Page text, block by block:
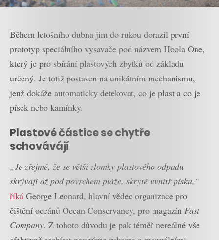
Během letošního dubna jim do rukou dorazil první
prototyp speciálního vysavače pod názvem Hoola One,
který je pro sbírání plastových zbytků od základu
určený. Je totiž postaven na unikátním mechanismu,
jenž dokáže automaticky detekovat, co je plast a co je
písek nebo kamínky.
Plastové částice se chytře
schovávájí
„Je zřejmé, že se větší zlomky plastového odpadu
skrývají až pod povrchem pláže, skryté uvnitř písku,“
říká George Leonard, hlavní vědec organizace pro
čištění oceánů Ocean Conservancy, pro magazín Fast
Company. Z tohoto důvodu je pak téměř nereálné vše